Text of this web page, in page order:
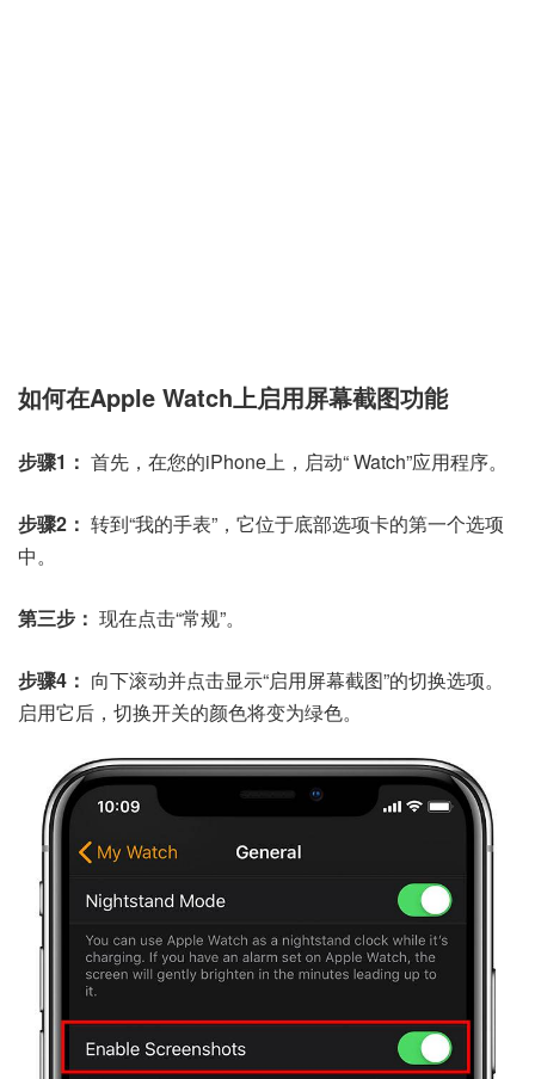
如何在Apple Watch上启用屏幕截图功能
步骤1： 首先，在您的iPhone上，启动“ Watch”应用程序。
步骤2： 转到“我的手表”，它位于底部选项卡的第一个选项
中。
第三步： 现在点击“常规”。
步骤4： 向下滚动并点击显示“启用屏幕截图”的切换选项。
启用它后，切换开关的颜色将变为绿色。